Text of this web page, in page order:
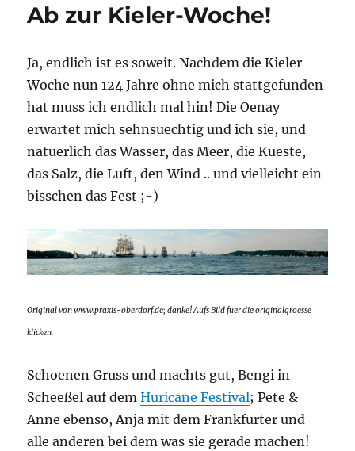
Ab zur Kieler-Woche!
Ja, endlich ist es soweit. Nachdem die Kieler-
Woche nun 124 Jahre ohne mich stattgefunden
hat muss ich endlich mal hin! Die Oenay
erwartet mich sehnsuechtig und ich sie, und
natuerlich das Wasser, das Meer, die Kueste,
das Salz, die Luft, den Wind .. und vielleicht ein
bisschen das Fest ;-)
Original von www.praxis-oberdorf.de; danke! Aufs Bild fuer die originalgroesse
klicken.
Schoenen Gruss und machts gut, Bengi in
Scheeßel auf demHuricane Festival; Pete &
Anne ebenso, Anja mit dem Frankfurter und
alle anderen bei dem was sie gerade machen!